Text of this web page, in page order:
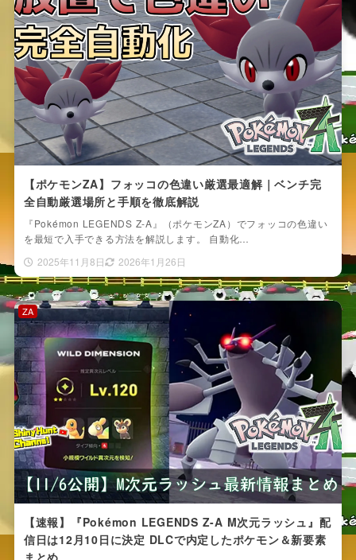
【ポケモンZA】フォッコの色違い厳選最適解｜ベンチ完
全自動厳選場所と手順を徹底解説
『Pokémon LEGENDS Z-A』（ポケモンZA）でフォッコの色違い
を最短で入手できる方法を解説します。 自動化…
2025年11月8日
2026年1月26日
【速報】『Pokémon LEGENDS Z-A M次元ラッシュ』配
信日は12月10日に決定 DLCで内定したポケモン＆新要素
まとめ
ZA